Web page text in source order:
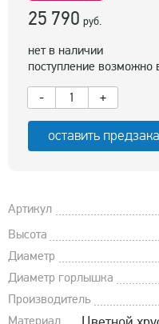
25 790 руб.
нет в наличии
поступление
-
+
оставить
Артикул
Высота
Диаметр
Диаметр горлышка
Производитель
Материал